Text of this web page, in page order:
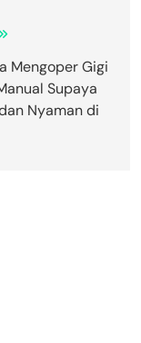
Mengoper Gigi
Supaya
Nyaman di